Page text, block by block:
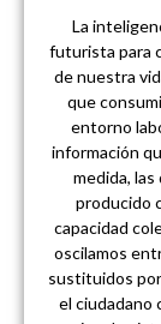
La
futurista para
de nuestra
que
entorno
información
medida,
producido
capacidad
oscilamos
sustituidos
el ciudadano